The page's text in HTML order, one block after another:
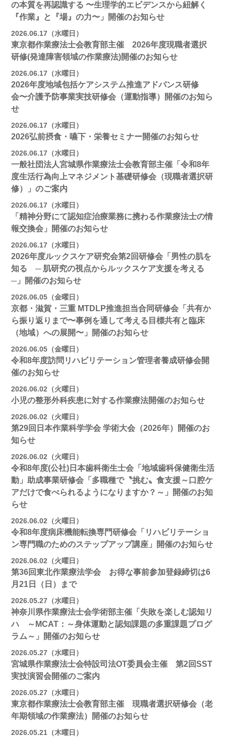
の本質を再認識する 〜生理学的エビデンスから紐解く
『作業』と『場』の力〜」開催のお知らせ
2026.06.17（水曜日）
東京都作業療法士会教育部主催 2026年度現職者選択
研修(発達障害領域の作業療法)開催のお知らせ
2026.06.17（水曜日）
2026年度地域包括ケアシステム推進アドバンス研修
会〜介護予防事業実技研修会（運動指導）開催のお知ら
せ
2026.06.17（水曜日）
2026弘前摂食・嚥下・栄養セミナー開催のお知らせ
2026.06.17（水曜日）
一般社団法人宮城県作業療法士会教育部主催「令和8年
度生活行為向上マネジメント基礎研修会（現職者選択研
修）」のご案内
2026.06.17（水曜日）
「精神分野にて認知症治療業務に携わる作業療法士の情
報交換会」開催のお知らせ
2026.06.17（水曜日）
2026年度ルックスケア研究会第2回研修会「男性の肌を
知る ─ 肌研究の視点からルックスケア支援を考える
─」開催のお知らせ
2026.06.05（金曜日）
京都・滋賀・三重 MTDLP推進担当合同研修会「共有か
ら振り返りまで〜事例を通して考える目標共有と臨床
（地域）への展開〜」開催のお知らせ
2026.06.05（金曜日）
令和8年度訪問リハビリテーション管理者養成研修会開
催のお知らせ
2026.06.02（火曜日）
小児の整形外科疾患に対する作業療法開催のお知らせ
2026.06.02（火曜日）
第29回日本作業科学学会 学術大会（2026年）開催のお
知らせ
2026.06.02（火曜日）
令和8年度(公社)日本歯科衛生士会「地域歯科保健衛生活
動」助成事業研修会「多職種で〝挑む〟食支援～口腔ケ
アだけで食べられるようになりますか？～」開催のお知
らせ
2026.06.02（火曜日）
令和8年度病床機能転換専門研修会「リハビリテーショ
ン専門職のためのステップアップ講座」開催のお知らせ
2026.06.02（火曜日）
第36回東北作業療法学会 お得な事前参加登録締切は6
月21日（日）まで
2026.05.27（水曜日）
神奈川県作業療法士会学術部主催「失敗を楽しむ認知リ
ハ ～MCAT：～身体運動と認知課題の多重課題プログ
ラム～」開催のお知らせ
2026.05.27（水曜日）
宮城県作業療法士会特設司法OT委員会主催 第2回SST
実技演習会開催のご案内
2026.05.27（水曜日）
東京都作業療法士会教育部主催 現職者選択研修会（老
年期領域の作業療法）開催のお知らせ
2026.05.21（木曜日）